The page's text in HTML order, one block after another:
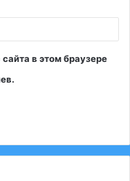
в этом браузере